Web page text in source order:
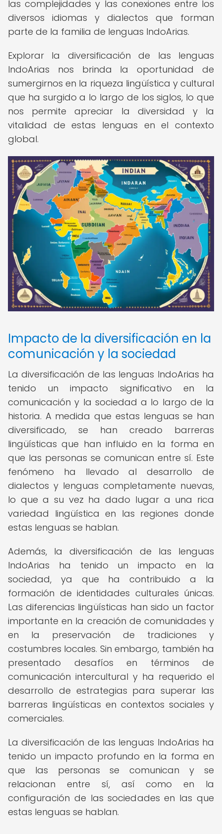
las complejidades y las conexiones entre los
diversos idiomas y dialectos que forman
parte de la familia de lenguas IndoArias.
Explorar la diversificación de las lenguas
IndoArias nos brinda la oportunidad de
sumergirnos en la riqueza lingüística y cultural
que ha surgido a lo largo de los siglos, lo que
nos permite apreciar la diversidad y la
vitalidad de estas lenguas en el contexto
global.
Impacto de la diversificación en la
comunicación y la sociedad
La diversificación de las lenguas IndoArias ha
tenido un impacto significativo en la
comunicación y la sociedad a lo largo de la
historia. A medida que estas lenguas se han
diversificado, se han creado barreras
lingüísticas que han influido en la forma en
que las personas se comunican entre sí. Este
fenómeno ha llevado al desarrollo de
dialectos y lenguas completamente nuevas,
lo que a su vez ha dado lugar a una rica
variedad lingüística en las regiones donde
estas lenguas se hablan.
Además, la diversificación de las lenguas
IndoArias ha tenido un impacto en la
sociedad, ya que ha contribuido a la
formación de identidades culturales únicas.
Las diferencias lingüísticas han sido un factor
importante en la creación de comunidades y
en la preservación de tradiciones y
costumbres locales. Sin embargo, también ha
presentado desafíos en términos de
comunicación intercultural y ha requerido el
desarrollo de estrategias para superar las
barreras lingüísticas en contextos sociales y
comerciales.
La diversificación de las lenguas IndoArias ha
tenido un impacto profundo en la forma en
que las personas se comunican y se
relacionan entre sí, así como en la
configuración de las sociedades en las que
estas lenguas se hablan.